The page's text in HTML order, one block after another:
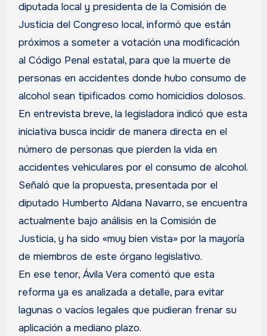
diputada local y presidenta de la Comisión de
Justicia del Congreso local, informó que están
próximos a someter a votación una modificación
al Código Penal estatal, para que la muerte de
personas en accidentes donde hubo consumo de
alcohol sean tipificados como homicidios dolosos.
En entrevista breve, la legisladora indicó que esta
iniciativa busca incidir de manera directa en el
número de personas que pierden la vida en
accidentes vehiculares por el consumo de alcohol.
Señaló que la propuesta, presentada por el
diputado Humberto Aldana Navarro, se encuentra
actualmente bajo análisis en la Comisión de
Justicia, y ha sido «muy bien vista» por la mayoría
de miembros de este órgano legislativo.
En ese tenor, Ávila Vera comentó que esta
reforma ya es analizada a detalle, para evitar
lagunas o vacíos legales que pudieran frenar su
aplicación a mediano plazo.